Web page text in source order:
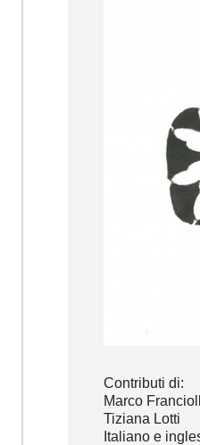
Contributi di:
Marco
Tiziana Lotti
Italiano e